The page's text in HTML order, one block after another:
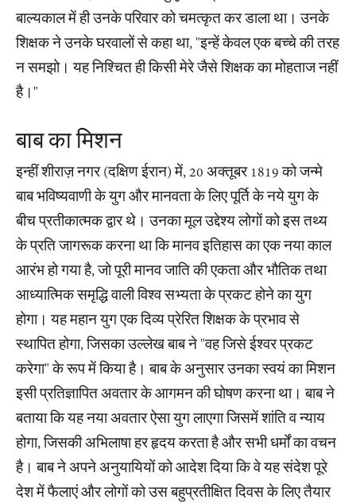
बाल्यकाल में ही उनके परिवार को चमत्कृत कर डाला था। उनके
शिक्षक ने उनके घरवालों से कहा था, "इन्हें केवल एक बच्चे की तरह
न समझो। यह निश्चित ही किसी मेरे जैसे शिक्षक का मोहताज नहीं
है।"
बाब का मिशन
इन्हीं शीराज़ नगर (दक्षिण ईरान) में, 20 अक्तूबर 1819 को जन्मे
बाब भविष्यवाणी के युग और मानवता के लिए पूर्ति के नये युग के
बीच प्रतीकात्मक द्वार थे। उनका मूल उद्देश्य लोगों को इस तथ्य
के प्रति जागरूक करना था कि मानव इतिहास का एक नया काल
आरंभ हो गया है, जो पूरी मानव जाति की एकता और भौतिक तथा
आध्यात्मिक समृद्धि वाली विश्व सभ्यता के प्रकट होने का युग
होगा। यह महान युग एक दिव्य प्रेरित शिक्षक के प्रभाव से
स्थापित होगा, जिसका उल्लेख बाब ने "वह जिसे ईश्वर प्रकट
करेगा" के रूप में किया है। बाब के अनुसार उनका स्वयं का मिशन
इसी प्रतिज्ञापित अवतार के आगमन की घोषण करना था। बाब ने
बताया कि यह नया अवतार ऐसा युग लाएगा जिसमें शांति व न्याय
होगा, जिसकी अभिलाषा हर हृदय करता है और सभी धर्मों का वचन
है। बाब ने अपने अनुयायियों को आदेश दिया कि वे यह संदेश पूरे
देश में फैलाएं और लोगों को उस बहुप्रतीक्षित दिवस के लिए तैयार